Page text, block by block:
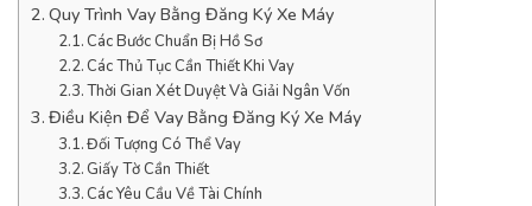
Quy Trình Vay Bằng Đăng Ký Xe Máy
Các Bước Chuẩn Bị Hồ Sơ
Các Thủ Tục Cần Thiết Khi Vay
Thời Gian Xét Duyệt Và Giải Ngân Vốn
Điều Kiện Để Vay Bằng Đăng Ký Xe Máy
Đối Tượng Có Thể Vay
Giấy Tờ Cần Thiết
Các Yêu Cầu Về Tài Chính